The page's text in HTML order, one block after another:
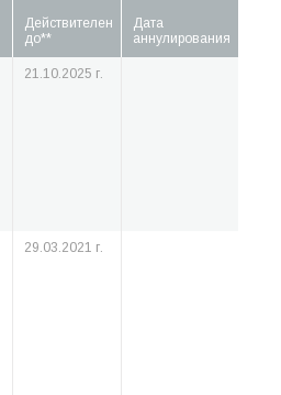
Действителен
до**
Дата
аннулирования
21.10.2025 г.
29.03.2021 г.